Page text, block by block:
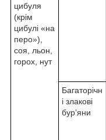
цибуля
(крім
цибулі «на
перо»),
соя, льон,
горох, нут
Багаторічн
і злакові
бур’яни